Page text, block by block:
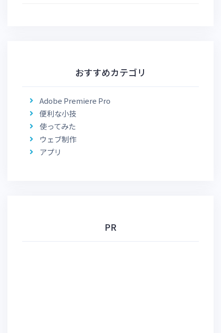
おすすめカテゴリ
Adobe Premiere Pro
便利な小技
使ってみた
ウェブ制作
アプリ
PR